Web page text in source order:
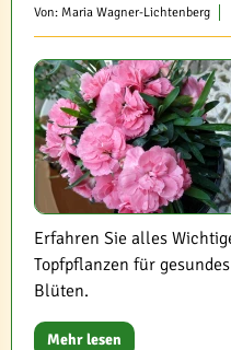
Von: Maria Wagner-Lichtenberg
Erfahren Sie alles
Topfpflanzen für
Blüten.
Mehr lesen